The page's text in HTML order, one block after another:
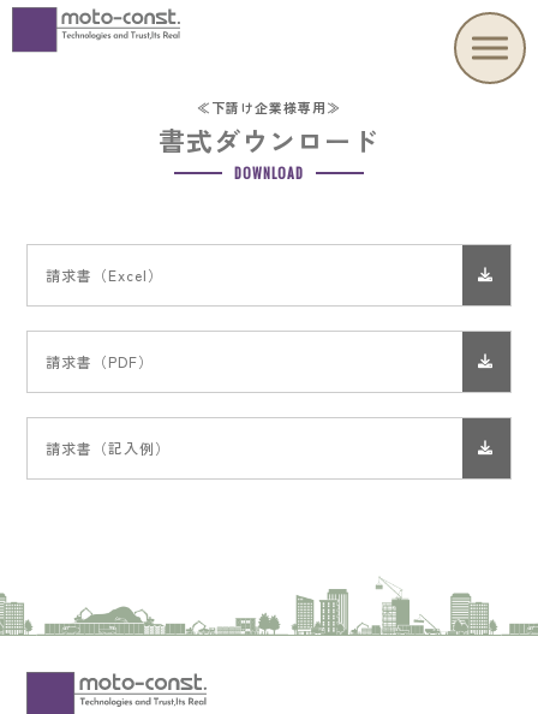
≪下請け企業様専用≫
書式ダウンロード
DOWNLOAD
請求書（Excel）
請求書（PDF）
請求書（記入例）